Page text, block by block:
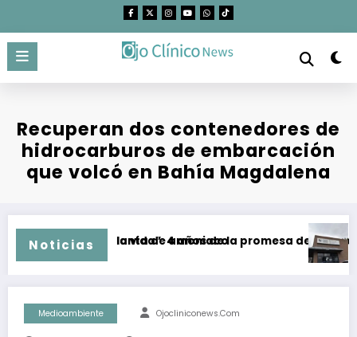
contenido
Recuperan dos contenedores de
hidrocarburos de embarcación
que volcó en Bahía Magdalena
Noticias
de mega planta de amoniaco
para la vida”: 4 años de la promesa de dejar atrás el
Medioambiente Ojocliniconews.com